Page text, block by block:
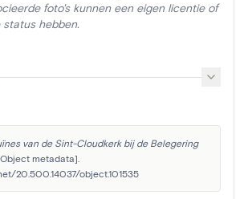
foto's kunnen een eigen licentie of
hebben.
van de Sint-Cloudkerk bij de Belegering
metadata].
20.500.14037/object.101535